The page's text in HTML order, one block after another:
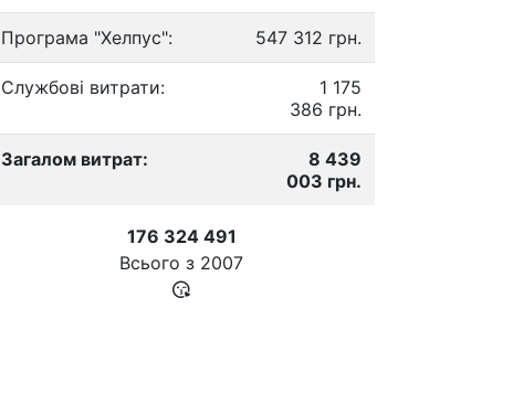
Програма "Хелпус": 547 312 грн.
Службові витрати:
1 175
386 грн.
Загалом витрат:
8 439
003 грн.
176 324 491
Всього з 2007